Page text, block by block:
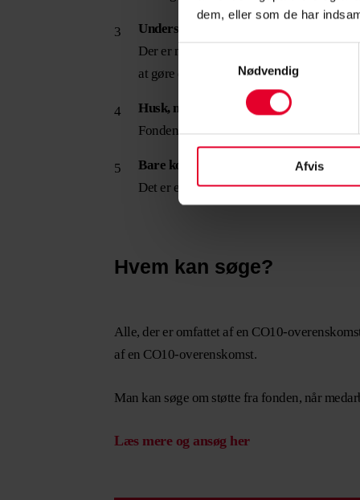
dem, eller som de har
Samtykkevalg
Nødvendig
Afvis
Undersøg, om du kan få hjælp til
Der er meget, der skal udfyldes og
at gøre det nemmere at søge. Undersøg,
Husk, meld tilbage til fonden efter
Fonden sender en skrivelse, hvor du
Bare kom i gang!
Det er en god mulighed for at udvikle
Hvem kan søge?
Alle, der er omfattet af en CO10-
af en CO10-overenskomst.
Man kan søge om støtte fra fonden, når
Læs mere og ansøg her